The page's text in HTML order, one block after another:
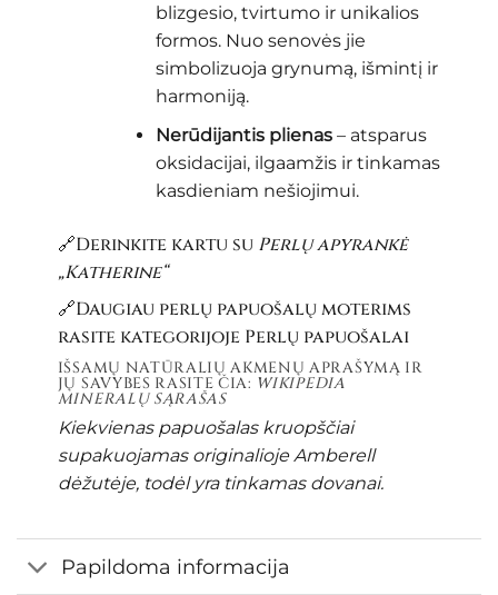
blizgesio, tvirtumo ir unikalios
formos. Nuo senovės jie
simbolizuoja grynumą, išmintį ir
harmoniją.
Nerūdijantis plienas– atsparus
oksidacijai, ilgaamžis ir tinkamas
kasdieniam nešiojimui.
🔗Derinkite kartu su Perlų apyrankė
„Katherine“
🔗Daugiau perlų papuošalų moterims
rasite kategorijoje Perlų papuošalai
IŠSAMŲ NATŪRALIŲ AKMENŲ APRAŠYMĄ IR
JŲ SAVYBES RASITE ČIA: WIKIPEDIA
MINERALŲ SĄRAŠAS
Kiekvienas papuošalas kruopščiai
supakuojamas originalioje Amberell
dėžutėje, todėl yra tinkamas dovanai.
Papildoma informacija